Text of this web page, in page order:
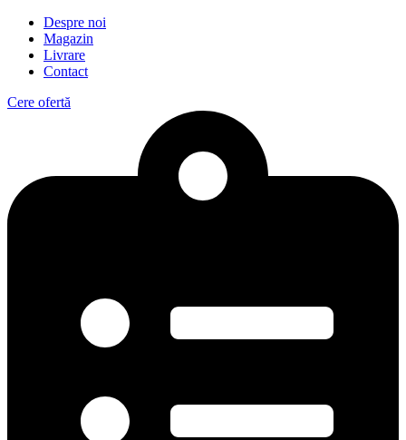
Despre noi
Magazin
Livrare
Contact
Cere ofertă